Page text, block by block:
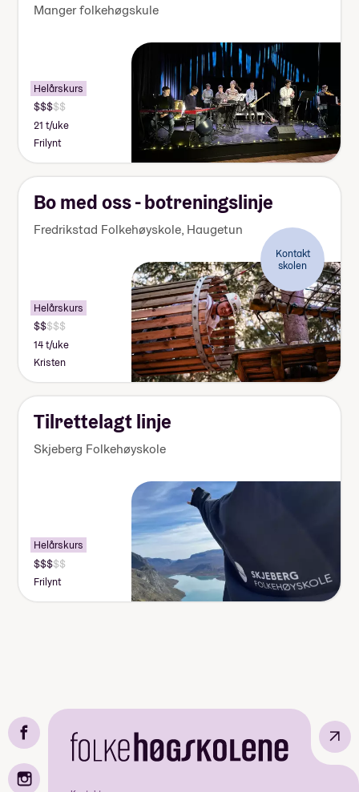
Manger folkehøgskule
Helårskurs
21 t/uke
Frilynt
Bo med oss - botreningslinje
Fredrikstad Folkehøyskole, Haugetun
Kontakt
skolen
Helårskurs
14 t/uke
Kristen
Tilrettelagt linje
Skjeberg Folkehøyskole
Helårskurs
Frilynt
↗